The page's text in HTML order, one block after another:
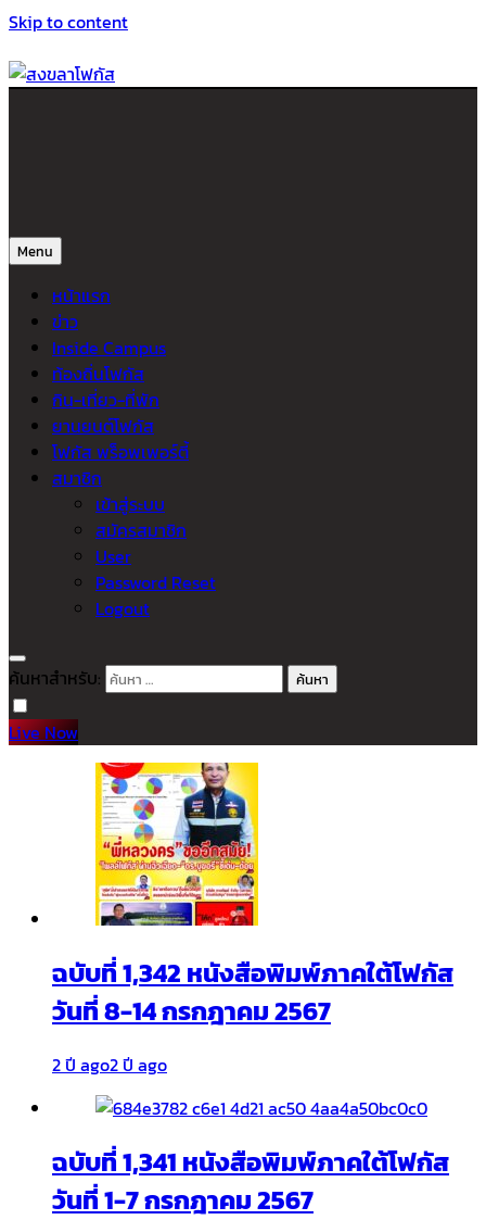
Skip to content
Menu
หน้าแรก
ข่าว
Inside Campus
ท้องถิ่นโฟกัส
กิน-เที่ยว-ที่พัก
ยานยนต์โฟกัส
โฟกัส พร็อพเพอร์ตี้
สมาชิก
เข้าสู่ระบบ
สมัครสมาชิก
User
Password Reset
Logout
ค้นหาสำหรับ:
Live Now
ฉบับที่ 1,342 หนังสือพิมพ์ภาคใต้โฟกัส
วันที่ 8-14 กรกฎาคม 2567
2 ปี ago2 ปี ago
ฉบับที่ 1,341 หนังสือพิมพ์ภาคใต้โฟกัส
วันที่ 1-7 กรกฎาคม 2567